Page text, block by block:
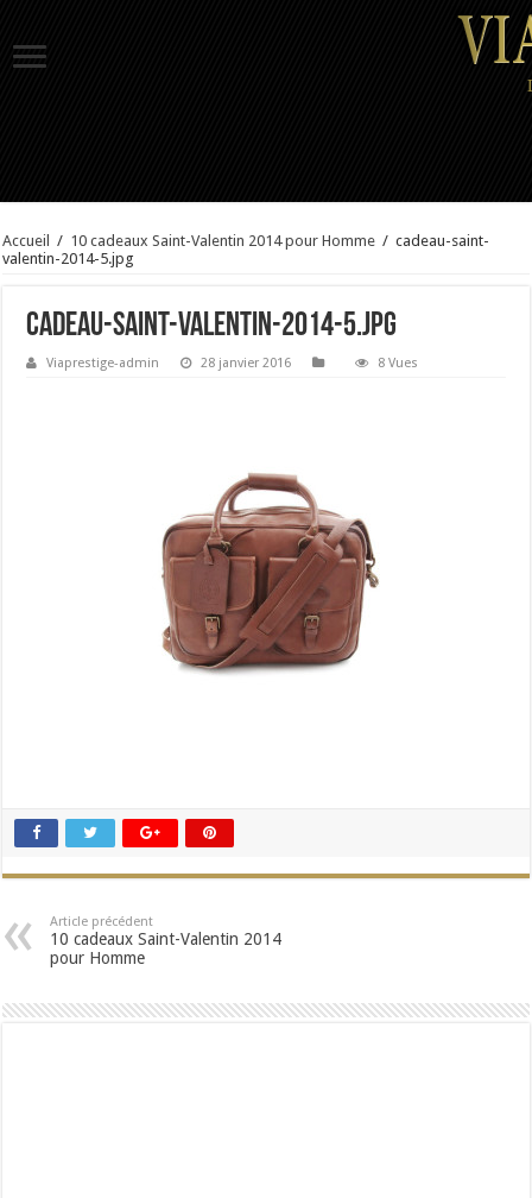
Accueil / 10 cadeaux Saint-Valentin 2014 pour Homme / cadeau-saint-
valentin-2014-5.jpg
cadeau-saint-valentin-2014-5.jpg
Viaprestige-admin 28 janvier 2016 8 Vues
Article précédent
10 cadeaux Saint-Valentin 2014
pour Homme